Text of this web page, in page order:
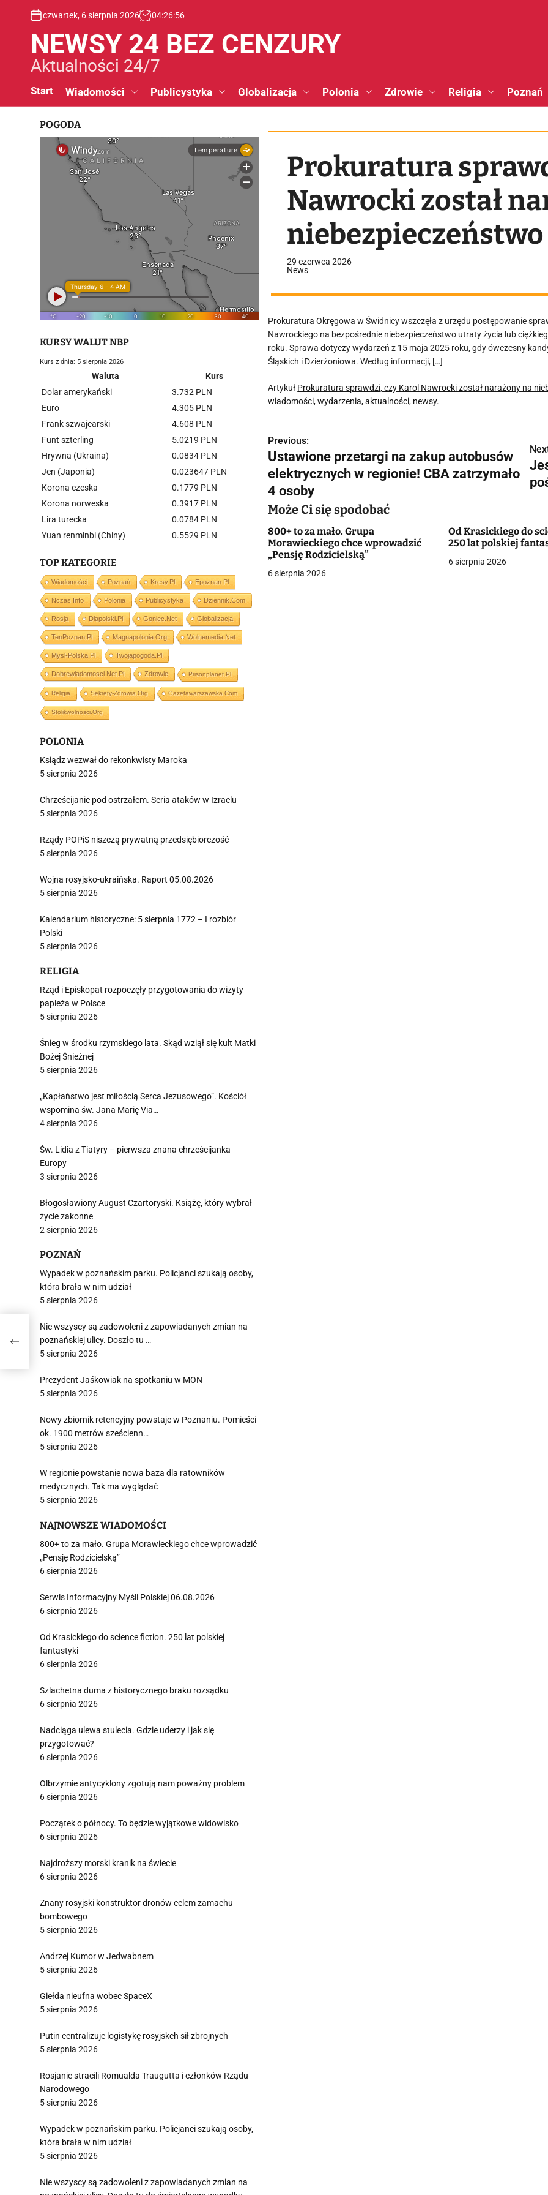
czwartek, 6 sierpnia 2026 04:26:57
NEWSY 24 BEZ CENZURY
Aktualności 24/7
Start Wiadomości Publicystyka Globalizacja Polonia Zdrowie Religia Poznań
Prokuratura
Nawrocki został
29 czerwca 2026
News
Prokuratura Okręgowa w Świdnicy wszczęła z urzędu postępowanie
Nawrockiego na bezpośrednie niebezpieczeństwo utraty życia lub
roku. Sprawa dotyczy wydarzeń z 15 maja 2025 roku, gdy ówczesny
Śląskich i Dzierżoniowa. Według informacji, […]
Artykuł Prokuratura sprawdzi, czy Karol Nawrocki został narażony na
wiadomości, wydarzenia, aktualności, newsy.
N
a
w
i
g
a
Previous:
Ustawione przetargi na zakup autobusów
elektrycznych w regionie! CBA zatrzymało
4 osoby
Może Ci się spodobać
800+ to za mało. Grupa
Morawieckiego chce wprowadzić
„Pensję Rodzicielską”
6 sierpnia 2026
Od Krasickiego do
250 lat polskiej
6 sierpnia 2026
POGODA
KURSY WALUT NBP
Kurs z dnia: 5 sierpnia 2026
Waluta
Kurs
Dolar amerykański
3.732 PLN
Euro
4.305 PLN
Frank szwajcarski
4.608 PLN
Funt szterling
5.0219 PLN
Hrywna (Ukraina)
0.0834 PLN
Jen (Japonia)
0.023647 PLN
Korona czeska
0.1779 PLN
Korona norweska
0.3917 PLN
Lira turecka
0.0784 PLN
Yuan renminbi (Chiny)
0.5529 PLN
TOP KATEGORIE
Wiadomości Poznań Kresy.pl Epoznan.pl
Nczas.info Polonia Publicystyka Dziennik.com
Rosja Dlapolski.pl Goniec.net Globalizacja
TenPoznan.pl Magnapolonia.org Wolnemedia.net
Mysl-Polska.pl Twojapogoda.pl
Dobrewiadomosci.net.pl Zdrowie Prisonplanet.pl
Religia Sekrety-Zdrowia.org Gazetawarszawska.com
Stolikwolnosci.org
POLONIA
Ksiądz wezwał do rekonkwisty Maroka
5 sierpnia 2026
Chrześcijanie pod ostrzałem. Seria ataków w Izraelu
5 sierpnia 2026
Rządy POPiS niszczą prywatną przedsiębiorczość
5 sierpnia 2026
Wojna rosyjsko-ukraińska. Raport 05.08.2026
5 sierpnia 2026
Kalendarium historyczne: 5 sierpnia 1772 – I rozbiór
Polski
5 sierpnia 2026
RELIGIA
Rząd i Episkopat rozpoczęły przygotowania do wizyty
papieża w Polsce
5 sierpnia 2026
Śnieg w środku rzymskiego lata. Skąd wziął się kult Matki
Bożej Śnieżnej
5 sierpnia 2026
„Kapłaństwo jest miłością Serca Jezusowego”. Kościół
wspomina św. Jana Marię Via…
4 sierpnia 2026
Św. Lidia z Tiatyry – pierwsza znana chrześcijanka
Europy
3 sierpnia 2026
Błogosławiony August Czartoryski. Książę, który wybrał
życie zakonne
2 sierpnia 2026
POZNAŃ
Wypadek w poznańskim parku. Policjanci szukają osoby,
która brała w nim udział
5 sierpnia 2026
Nie wszyscy są zadowoleni z zapowiadanych zmian na
poznańskiej ulicy. Doszło tu …
5 sierpnia 2026
Prezydent Jaśkowiak na spotkaniu w MON
5 sierpnia 2026
Nowy zbiornik retencyjny powstaje w Poznaniu. Pomieści
ok. 1900 metrów sześcienn…
5 sierpnia 2026
W regionie powstanie nowa baza dla ratowników
medycznych. Tak ma wyglądać
5 sierpnia 2026
NAJNOWSZE WIADOMOŚCI
800+ to za mało. Grupa Morawieckiego chce wprowadzić
„Pensję Rodzicielską”
6 sierpnia 2026
Serwis Informacyjny Myśli Polskiej 06.08.2026
6 sierpnia 2026
Od Krasickiego do science fiction. 250 lat polskiej
fantastyki
6 sierpnia 2026
Szlachetna duma z historycznego braku rozsądku
6 sierpnia 2026
Nadciąga ulewa stulecia. Gdzie uderzy i jak się
przygotować?
6 sierpnia 2026
Olbrzymie antycyklony zgotują nam poważny problem
6 sierpnia 2026
Początek o północy. To będzie wyjątkowe widowisko
6 sierpnia 2026
Najdroższy morski kranik na świecie
6 sierpnia 2026
Znany rosyjski konstruktor dronów celem zamachu
bombowego
5 sierpnia 2026
Andrzej Kumor w Jedwabnem
5 sierpnia 2026
Giełda nieufna wobec SpaceX
5 sierpnia 2026
Putin centralizuje logistykę rosyjskch sił zbrojnych
5 sierpnia 2026
Rosjanie stracili Romualda Traugutta i członków Rządu
Narodowego
5 sierpnia 2026
Wypadek w poznańskim parku. Policjanci szukają osoby,
która brała w nim udział
5 sierpnia 2026
Nie wszyscy są zadowoleni z zapowiadanych zmian na